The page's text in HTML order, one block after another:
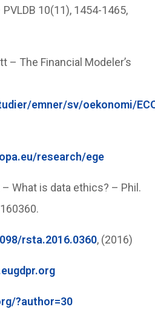
10(11), 1454-1465,
– The Financial Modeler’s
emner/sv/oekonomi/
research/ege
– What is data ethics? – Phil.
rsta.2016.0360, (2016)
?author=30